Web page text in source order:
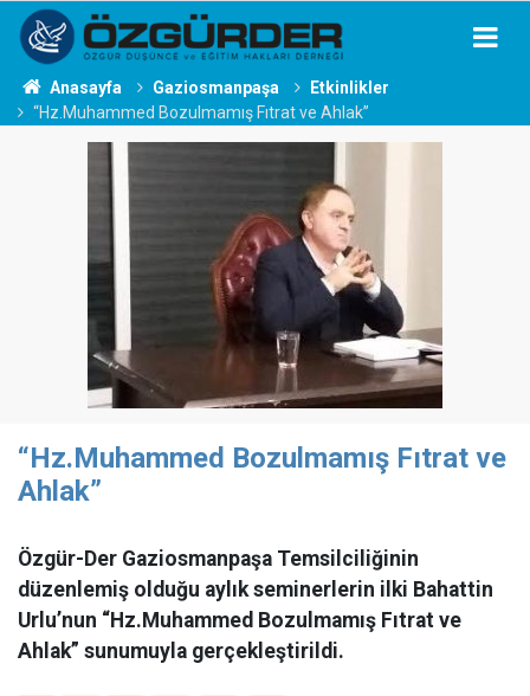
Anasayfa Gaziosmanpaşa
Etkinlikler
“Hz.Muhammed Bozulmamış Fıtrat ve Ahlak”
“Hz.Muhammed Bozulmamış Fıtrat ve
Ahlak”
Özgür-Der Gaziosmanpaşa Temsilciliğinin
düzenlemiş olduğu aylık seminerlerin ilki Bahattin
Urlu’nun “Hz.Muhammed Bozulmamış Fıtrat ve
Ahlak” sunumuyla gerçekleştirildi.